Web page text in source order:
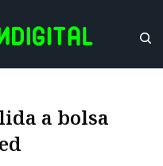
a bolsa